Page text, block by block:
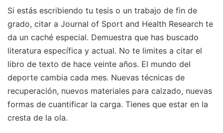
Si estás escribiendo tu tesis o un trabajo de fin de
grado, citar a Journal of Sport and Health Research te
da un caché especial. Demuestra que has buscado
literatura específica y actual. No te limites a citar el
libro de texto de hace veinte años. El mundo del
deporte cambia cada mes. Nuevas técnicas de
recuperación, nuevos materiales para calzado, nuevas
formas de cuantificar la carga. Tienes que estar en la
cresta de la ola.